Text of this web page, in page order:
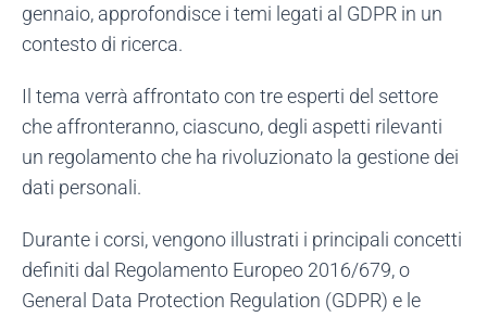
gennaio, approfondisce i temi legati al GDPR in un
contesto di ricerca.
Il tema verrà affrontato con tre esperti del settore
che affronteranno, ciascuno, degli aspetti rilevanti
un regolamento che ha rivoluzionato la gestione dei
dati personali.
Durante i corsi, vengono illustrati i principali concetti
definiti dal Regolamento Europeo 2016/679, o
General Data Protection Regulation (GDPR) e le